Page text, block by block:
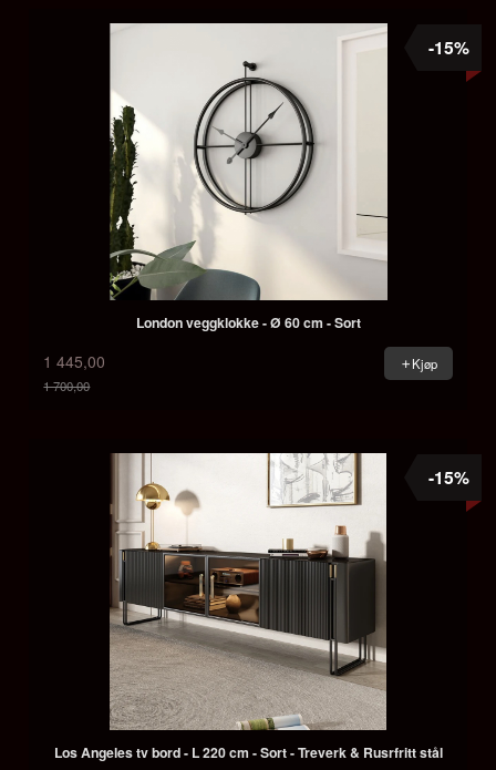
London veggklokke - Ø 60 cm - Sort
1 445,00
1 700,00
-15%
Kjøp
Los Angeles tv bord - L 220 cm - Sort - Treverk & Rusrfritt stål
-15%